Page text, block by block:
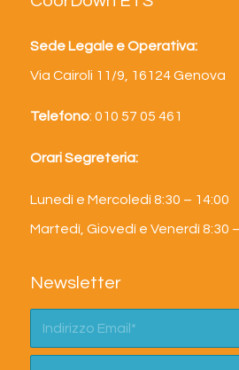
Sede Legale e Operativa:
Via Cairoli 11/9, 16124 Genova
Telefono: 010 57 05 461
Orari Segreteria:
Lunedì e Mercoledì 8:30 – 14:00
Martedì, Giovedì e Venerdì 8:30
Newsletter